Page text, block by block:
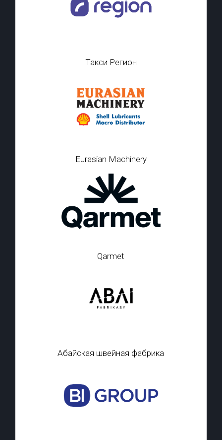
Такси Регион
Eurasian Machinery
Qarmet
Абайская швейная фабрика